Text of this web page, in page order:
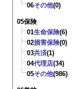
06その他(0)
05保険
01生命保険(6)
02損害保険(0)
03共済(1)
04代理店(34)
05その他(986)